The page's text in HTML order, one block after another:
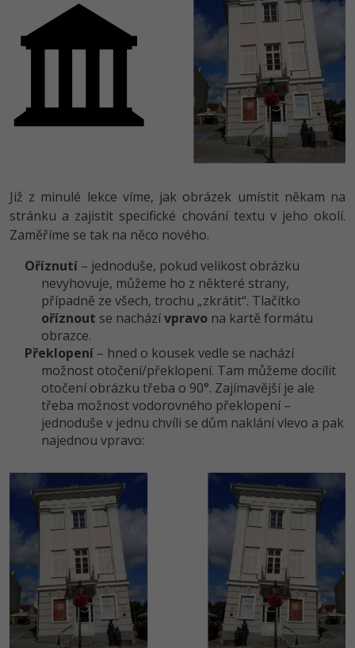
Již z minulé lekce víme, jak obrázek umístit někam na
stránku a zajistit specifické chování textu v jeho okolí.
Zaměříme se tak na něco nového.
Oříznutí – jednoduše, pokud velikost obrázku
nevyhovuje, můžeme ho z některé strany,
případně ze všech, trochu „zkrátit“. Tlačítko
oříznout se nacházívpravo na kartě formátu
obrazce.
Překlopení – hned o kousek vedle se nachází
možnost otočení/překlopení. Tam můžeme docílit
otočení obrázku třeba o 90°. Zajímavější je ale
třeba možnost vodorovného překlopení –
jednoduše v jednu chvíli se dům naklání vlevo a pak
najednou vpravo: